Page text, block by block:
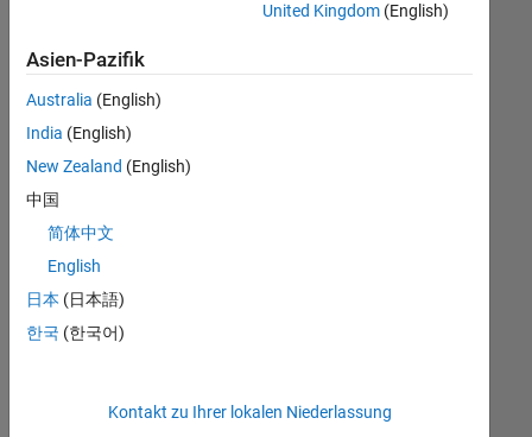
noch
keine
offenen
Stellen
können,
die
Ihren
entsprechen,
werden
unseres
United Kingdom(English)
Asien-Pazifik
Australia (English)
India (English)
New Zealand (English)
中国
简体中文
English
日本 (日本語)
한국 (한국어)
Kontakt zu Ihrer lokalen Niederlassung